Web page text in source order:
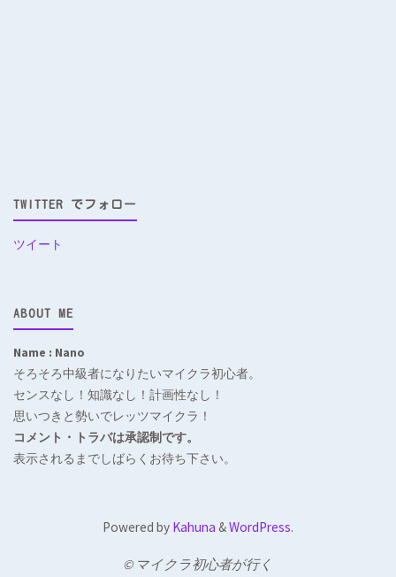
TWITTER でフォロー
ツイート
ABOUT ME
Name : Nano
そろそろ中級者になりたいマイクラ初心者。
センスなし！知識なし！計画性なし！
思いつきと勢いでレッツマイクラ！
コメント・トラバは承認制です。
表示されるまでしばらくお待ち下さい。
Powered by Kahuna &WordPress.
© マイクラ初心者が行く